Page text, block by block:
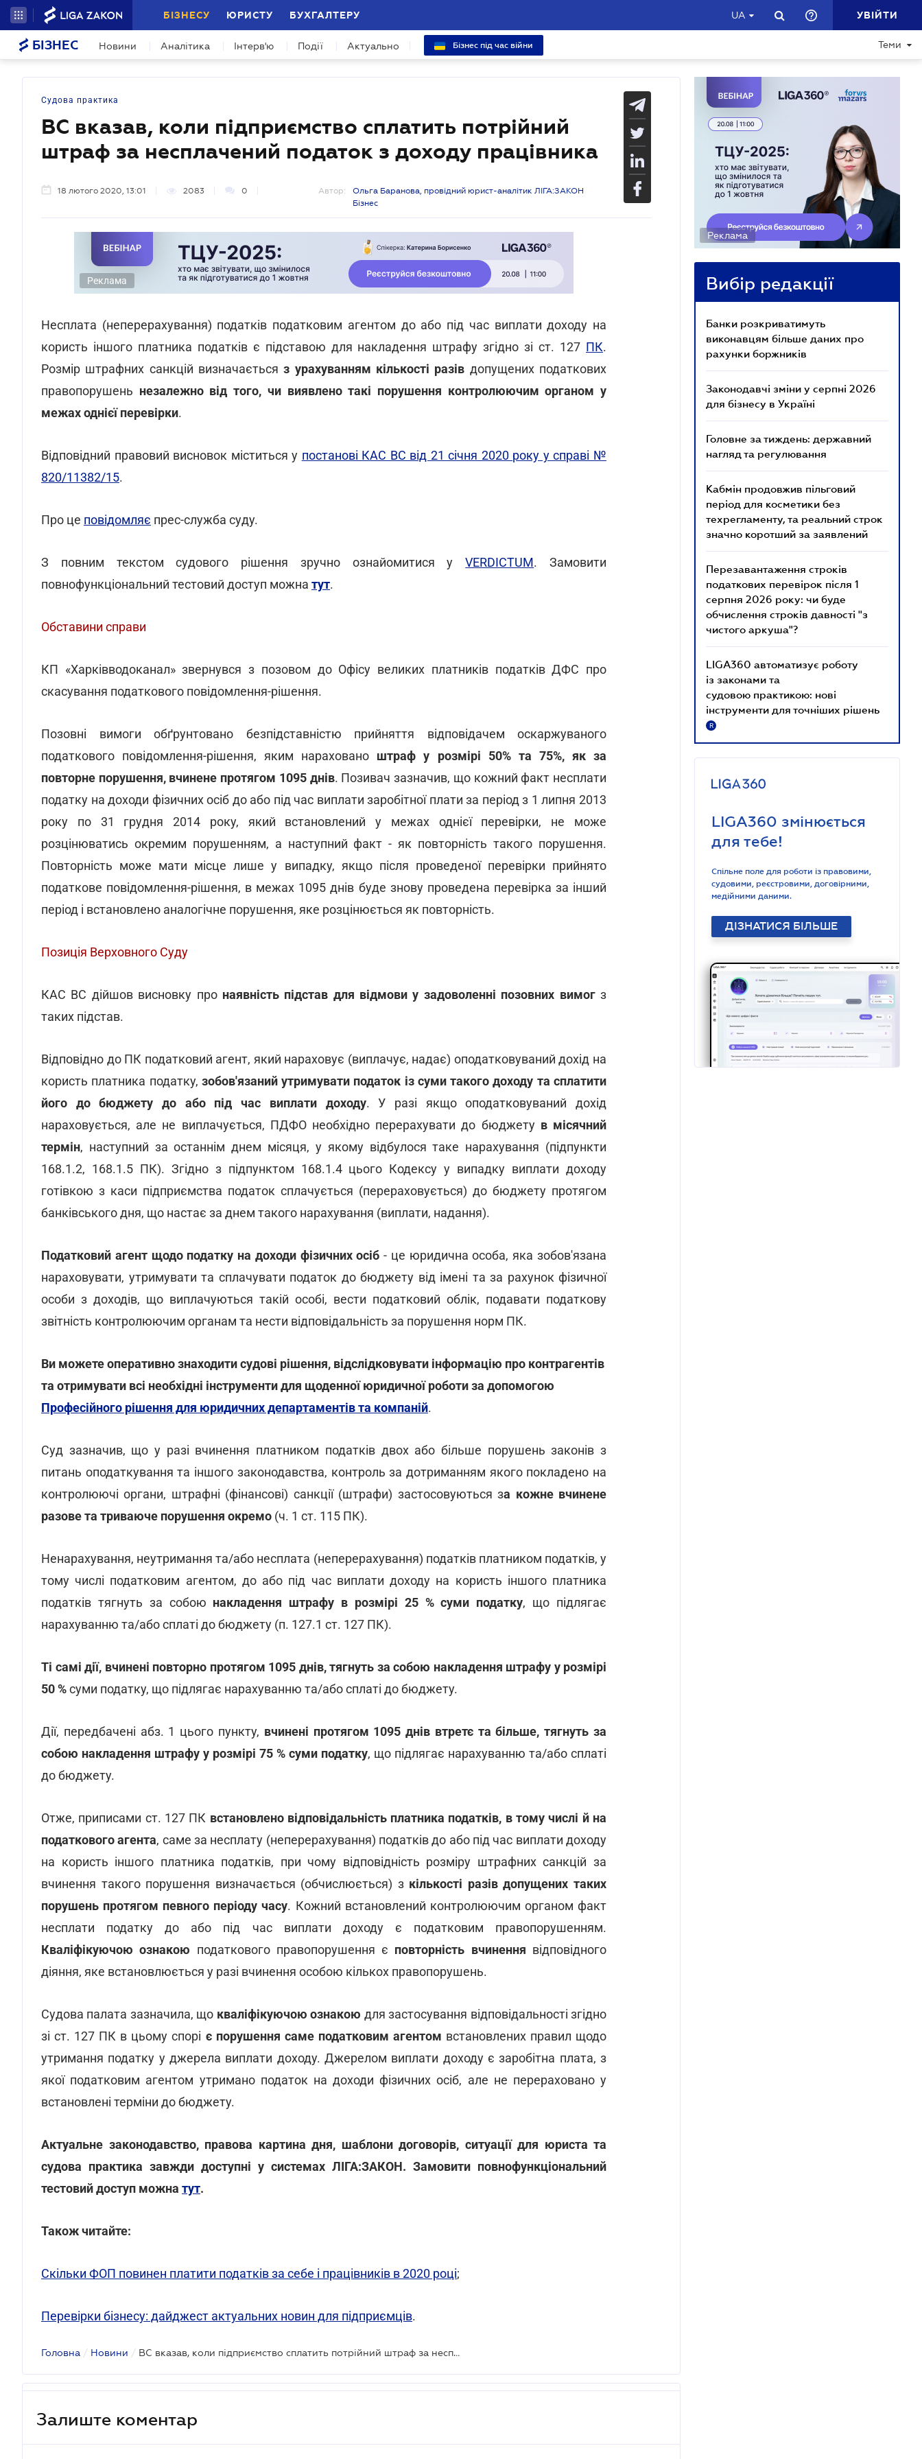
БІЗНЕСУ ЮРИСТУ БУХГАЛТЕРУ UA УВІЙТИ
БІЗНЕС Новини Аналітика Інтерв'ю Події Актуально Бізнес під час війни Теми
Судова практика
ВС вказав, коли підприємство сплатить потрійний
штраф за несплачений податок з доходу працівника
18 лютого 2020, 13:01 2083 0 Автор:
Ольга Баранова, провідний юрист-аналітик ЛІГА:ЗАКОН
Бізнес
Реклама
Несплата (неперерахування) податків податковим агентом до або під час виплати доходу на
користь іншого платника податків є підставою для накладення штрафу згідно зі ст. 127 ПК.
Розмір штрафних санкцій визначаєтьсяз урахуванням кількості разів допущених податкових
правопорушень незалежно від того, чи виявлено такі порушення контролюючим органом у
межах однієї перевірки.
Відповідний правовий висновок міститься у постанові КАС ВС від 21 січня 2020 року у справі №
820/11382/15.
Про це повідомляє прес-служба суду.
З повним текстом судового рішення зручно ознайомитися уVERDICTUM. Замовити
повнофункціональний тестовий доступ можна тут.
Обставини справи
КП «Харківводоканал» звернувся з позовом до Офісу великих платників податків ДФС про
скасування податкового повідомлення-рішення.
Позовні вимоги обґрунтовано безпідставністю прийняття відповідачем оскаржуваного
податкового повідомлення-рішення, яким нараховано штраф у розмірі 50% та 75%, як за
повторне порушення, вчинене протягом 1095 днів. Позивач зазначив, що кожний факт несплати
податку на доходи фізичних осіб до або під час виплати заробітної плати за період з 1 липня 2013
року по 31 грудня 2014 року, який встановлений у межах однієї перевірки, не може
розцінюватись окремим порушенням, а наступний факт - як повторність такого порушення.
Повторність може мати місце лише у випадку, якщо після проведеної перевірки прийнято
податкове повідомлення-рішення, в межах 1095 днів буде знову проведена перевірка за інший
період і встановлено аналогічне порушення, яке розцінюється як повторність.
Позиція Верховного Суду
КАС ВС дійшов висновку про наявність підстав для відмови у задоволенні позовних вимогз
таких підстав.
Відповідно до ПК податковий агент, який нараховує (виплачує, надає) оподатковуваний дохід на
користь платника податку, зобов'язаний утримувати податок із суми такого доходу та сплатити
його до бюджету до або під час виплати доходу. У разі якщо оподатковуваний дохід
нараховується, але не виплачується, ПДФО необхідно перерахувати до бюджету в місячний
термін, наступний за останнім днем місяця, у якому відбулося таке нарахування (підпункти
168.1.2, 168.1.5 ПК). Згідно з підпунктом 168.1.4 цього Кодексу у випадку виплати доходу
готівкою з каси підприємства податок сплачується (перераховується) до бюджету протягом
банківського дня, що настає за днем такого нарахування (виплати, надання).
Податковий агент щодо податку на доходи фізичних осіб- це юридична особа, яка зобов'язана
нараховувати, утримувати та сплачувати податок до бюджету від імені та за рахунок фізичної
особи з доходів, що виплачуються такій особі, вести податковий облік, подавати податкову
звітність контролюючим органам та нести відповідальність за порушення норм ПК.
Ви можете оперативно знаходити судові рішення, відслідковувати інформацію про контрагентів
та отримувати всі необхідні інструменти для щоденної юридичної роботи за допомогою
Професійного рішення для юридичних департаментів та компаній.
Суд зазначив, що у разі вчинення платником податків двох або більше порушень законів з
питань оподаткування та іншого законодавства, контроль за дотриманням якого покладено на
контролюючі органи, штрафні (фінансові) санкції (штрафи) застосовуються за кожне вчинене
разове та триваюче порушення окремо (ч. 1 ст. 115 ПК).
Ненарахування, неутримання та/або несплата (неперерахування) податків платником податків, у
тому числі податковим агентом, до або під час виплати доходу на користь іншого платника
податків тягнуть за собою накладення штрафу в розмірі 25 % суми податку, що підлягає
нарахуванню та/або сплаті до бюджету (п. 127.1 ст. 127 ПК).
Ті самі дії, вчинені повторно протягом 1095 днів, тягнуть за собою накладення штрафу у розмірі
50 %суми податку, що підлягає нарахуванню та/або сплаті до бюджету.
Дії, передбачені абз. 1 цього пункту, вчинені протягом 1095 днів втретє та більше, тягнуть за
собою накладення штрафу у розмірі 75 % суми податку, що підлягає нарахуванню та/або сплаті
до бюджету.
Отже, приписами ст. 127 ПК встановлено відповідальність платника податків, в тому числі й на
податкового агента, саме за несплату (неперерахування) податків до або під час виплати доходу
на користь іншого платника податків, при чому відповідність розміру штрафних санкцій за
вчинення такого порушення визначається (обчислюється) зкількості разів допущених таких
порушень протягом певного періоду часу. Кожний встановлений контролюючим органом факт
несплати податку до або під час виплати доходу є податковим правопорушенням.
Кваліфікуючою ознакою податкового правопорушення є повторність вчинення відповідного
діяння, яке встановлюється у разі вчинення особою кількох правопорушень.
Судова палата зазначила, що кваліфікуючою ознакою для застосування відповідальності згідно
зі ст. 127 ПК в цьому спорі є порушення саме податковим агентом встановлених правил щодо
утримання податку у джерела виплати доходу. Джерелом виплати доходу є заробітна плата, з
якої податковим агентом утримано податок на доходи фізичних осіб, але не перераховано у
встановлені терміни до бюджету.
Актуальне законодавство, правова картина дня, шаблони договорів, ситуації для юриста та
судова практика завжди доступні у системах ЛІГА:ЗАКОН. Замовити повнофункціональний
тестовий доступ можна тут.
Також читайте:
Скільки ФОП повинен платити податків за себе і працівників в 2020 році;
Перевірки бізнесу: дайджест актуальних новин для підприємців.
Головна / Новини / ВС вказав, коли підприємство сплатить потрійний штраф за несплачений податок з доходу працівника
Залиште коментар
Реклама
Вибір редакції
Банки розкриватимуть
виконавцям більше даних про
рахунки боржників
Законодавчі зміни у серпні 2026
для бізнесу в Україні
Головне за тиждень: державний
нагляд та регулювання
Кабмін продовжив пільговий
період для косметики без
техрегламенту, та реальний строк
значно коротший за заявлений
Перезавантаження строків
податкових перевірок після 1
серпня 2026 року: чи буде
обчислення строків давності "з
чистого аркуша"?
LIGA360 автоматизує роботу
із законами та
судовою практикою: нові
інструменти для точніших рішень
R
LIGA360 змінюється
для тебе!
Спільне поле для роботи із правовими,
судовими, реєстровими, договірними,
медійними даними.
ДІЗНАТИСЯ БІЛЬШЕ